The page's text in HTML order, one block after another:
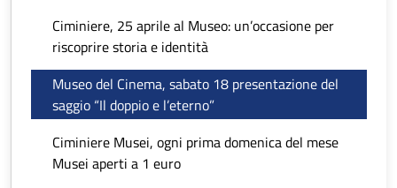
Ciminiere, 25 aprile al Museo: un’occasione per
riscoprire storia e identità
Museo del Cinema, sabato 18 presentazione del
saggio “Il doppio e l’eterno”
Ciminiere Musei, ogni prima domenica del mese
Musei aperti a 1 euro